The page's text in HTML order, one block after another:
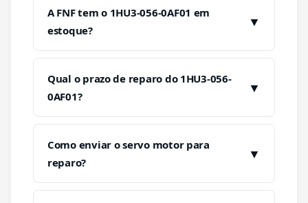
A FNF tem o 1HU3-056-0AF01 em
estoque?
▼
Qual o prazo de reparo do 1HU3-056-
0AF01?
▼
Como enviar o servo motor para
reparo?
▼